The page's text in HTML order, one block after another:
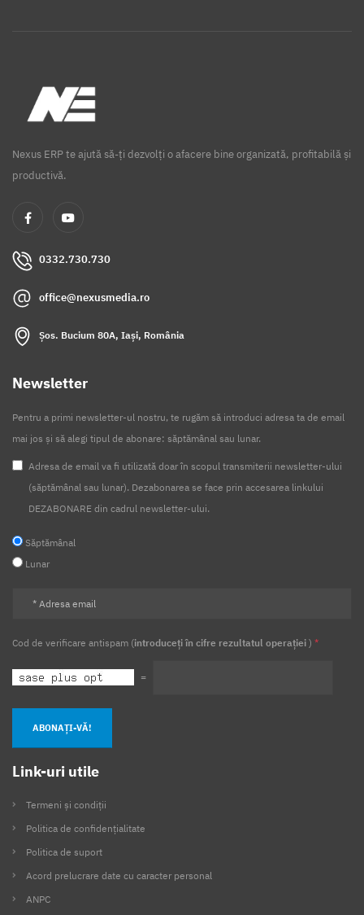
Nexus ERP te ajută să-ți dezvolți o afacere bine organizată, profitabilă și
productivă.
0332.730.730
office@nexusmedia.ro
Șos. Bucium 80A, Iași, România
Newsletter
Pentru a primi newsletter-ul nostru, te rugăm să introduci adresa ta de email
mai jos și să alegi tipul de abonare: săptămânal sau lunar.
Adresa de email va fi utilizată doar în scopul transmiterii newsletter-ului
(săptămânal sau lunar). Dezabonarea se face prin accesarea linkului
DEZABONARE din cadrul newsletter-ului.
Săptămânal
Lunar
Cod de verificare antispam (introduceți în cifre rezultatul operației ) *
=
ABONAȚI-VĂ!
Link-uri utile
Termeni și condiții
Politica de confidențialitate
Politica de suport
Acord prelucrare date cu caracter personal
ANPC